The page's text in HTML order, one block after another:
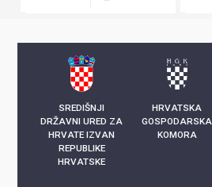
SREDIŠNJI
DRŽAVNI URED ZA
HRVATE IZVAN
REPUBLIKE
HRVATSKE
HRVATSKA
GOSPODARSKA
KOMORA